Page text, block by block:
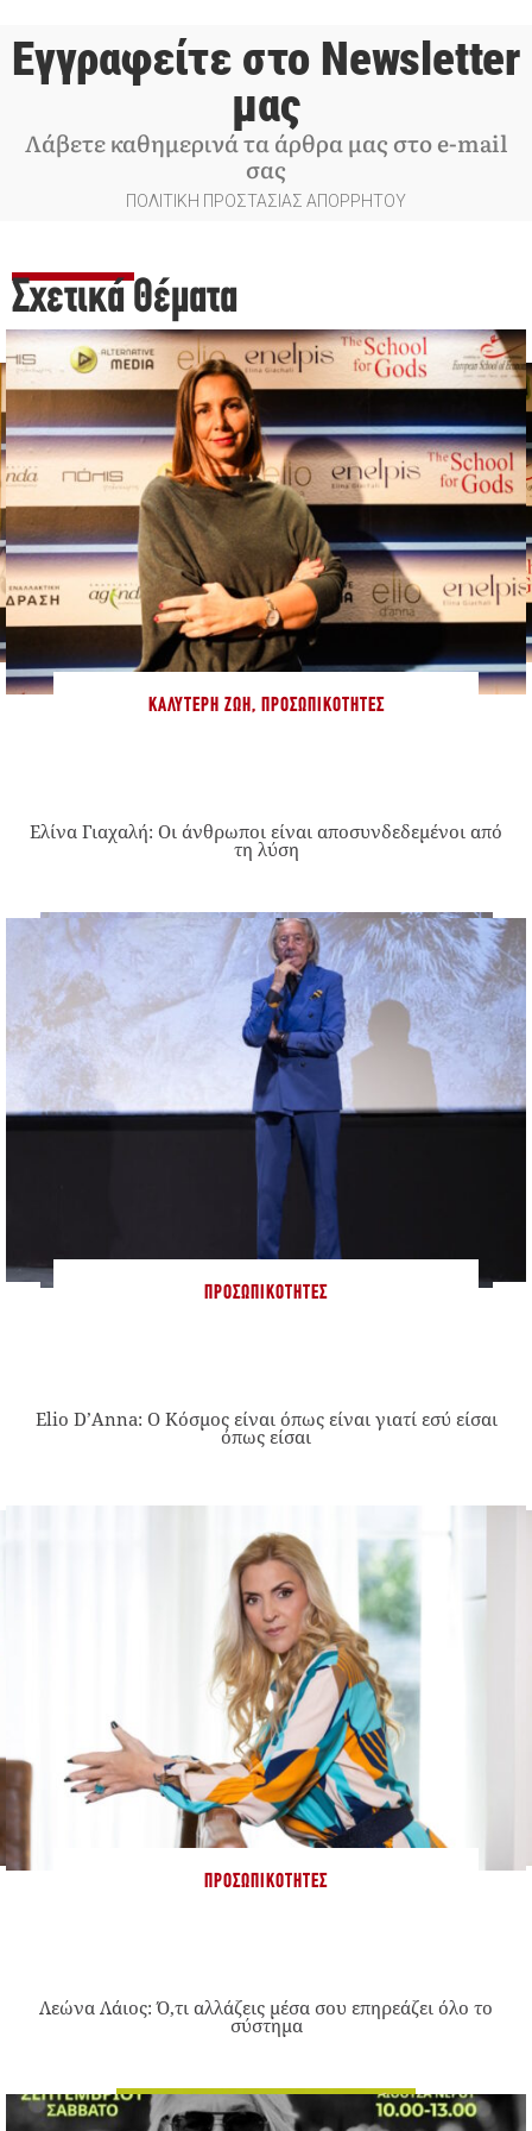
Εγγραφείτε στο Newsletter
μας
Λάβετε καθημερινά τα άρθρα μας στο e-mail
σας
ΠΟΛΙΤΙΚΗ ΠΡΟΣΤΑΣΙΑΣ ΑΠΟΡΡΗΤΟΥ
Σχετικά Θέματα
ΚΑΛΎΤΕΡΗ ΖΩΉ, ΠΡΟΣΩΠΙΚΌΤΗΤΕΣ
Ελίνα Γιαχαλή: Οι άνθρωποι είναι αποσυνδεδεμένοι από
τη λύση
ΠΡΟΣΩΠΙΚΌΤΗΤΕΣ
Elio D’Anna: Ο Κόσμος είναι όπως είναι γιατί εσύ είσαι
όπως είσαι
ΠΡΟΣΩΠΙΚΌΤΗΤΕΣ
Λεώνα Λάιος: Ό,τι αλλάζεις μέσα σου επηρεάζει όλο το
σύστημα